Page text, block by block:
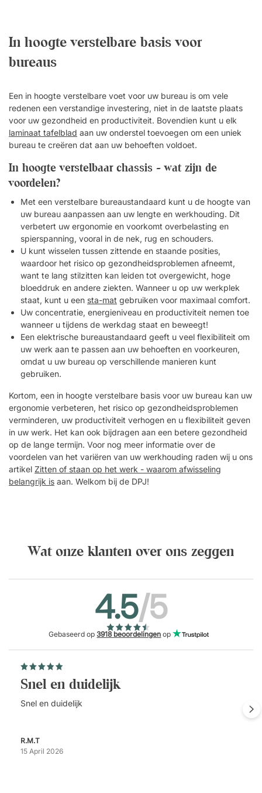
breed en 120–200 cm lang. Hoogteverstelling met laag
geluidsniveau Het frame is uitgerust met een motor die stil en
soepel werkt, zodat je de hoogte zo vaak kunt aanpassen als
montage duurt slechts 10–15 minuten met de meegeleverde
handleiding. Je hebt geen speciale voorkennis nodig, en als je
hulp nodig hebt, staan wij altijd klaar om je vragen te
beantwoorden. Let op! Blad niet inbegrepen. Specificaties
bureaublad. Stevig metaal. Poedercoating met geharde
afwerking. Verstelbare breedte: 114,5–174 cm. Gecertificeerd
gecertificeerd. Motoren 2 stille motoren. Hefvermogen 160 kg.
Ingekapseld voor extra veiligheid.Premium is ons meest
geavanceerde onderstel met krachtige motoren,
botsingsbescherming en geheugenfunctie. Combineer met
elke tafelblad. Geschikt voor tafelbladen van 120–200 cm.
Traploze, elektrische hoogteverstelling. Stevige en duurzame
constructie. Twee krachtige en stille motoren. Drie
geheugenstanden en automatische botsingsbeveiliging.
Handige bedieningsknop inbegrepen.
In hoogte verstelbare basis voor
bureaus
Een in hoogte verstelbare voet voor uw bureau is om vele
redenen een verstandige investering, niet in de laatste plaats
voor uw gezondheid en productiviteit. Bovendien kunt u elk
laminaat tafelblad aan uw onderstel toevoegen om een uniek
bureau te creëren dat aan uw behoeften voldoet.
In hoogte verstelbaar chassis - wat zijn de
voordelen?
Met een verstelbare bureaustandaard kunt u de hoogte van
uw bureau aanpassen aan uw lengte en werkhouding. Dit
verbetert uw ergonomie en voorkomt overbelasting en
spierspanning, vooral in de nek, rug en schouders.
U kunt wisselen tussen zittende en staande posities,
waardoor het risico op gezondheidsproblemen afneemt,
want te lang stilzitten kan leiden tot overgewicht, hoge
bloeddruk en andere ziekten. Wanneer u op uw werkplek
staat, kunt u een sta-mat gebruiken voor maximaal comfort.
Uw concentratie, energieniveau en productiviteit nemen toe
wanneer u tijdens de werkdag staat en beweegt!
Een elektrische bureaustandaard geeft u veel flexibiliteit om
uw werk aan te passen aan uw behoeften en voorkeuren,
omdat u uw bureau op verschillende manieren kunt
gebruiken.
Kortom, een in hoogte verstelbare basis voor uw bureau kan uw
ergonomie verbeteren, het risico op gezondheidsproblemen
verminderen, uw productiviteit verhogen en u flexibiliteit geven
in uw werk. Het kan ook bijdragen aan een betere gezondheid
op de lange termijn. Voor nog meer informatie over de
voordelen van het variëren van uw werkhouding raden wij u ons
artikel Zitten of staan op het werk - waarom afwisseling
belangrijk is aan. Welkom bij de DPJ!
Wat onze klanten over ons zeggen
4.5/5
Gebaseerd op3918 beoordelingen op
Snel en duidelijk
Snel en duidelijk
R.M.T
15 April 2026